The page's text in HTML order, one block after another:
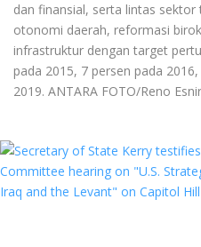
dan finansial, serta lintas
otonomi daerah, reformasi
infrastruktur dengan target
pada 2015, 7 persen pada
2019. ANTARA FOTO/Reno Esnir